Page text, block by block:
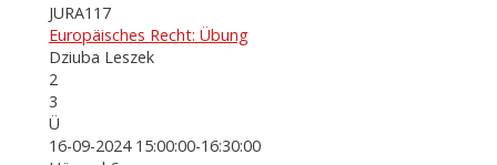
JURA117
Europäisches Recht: Übung
Dziuba Leszek
2
3
Ü
16-09-2024 15:00:00-16:30:00